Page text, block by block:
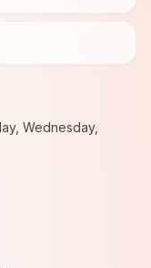
Wednesday,